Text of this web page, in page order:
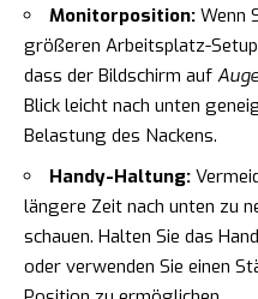
Monitorposition: Wenn
größeren Arbeitsplatz-
dass der Bildschirm auf
Blick leicht nach unten
Belastung des Nackens.
Handy-Haltung:
längere Zeit nach unten zu
schauen. Halten Sie das
oder verwenden Sie einen